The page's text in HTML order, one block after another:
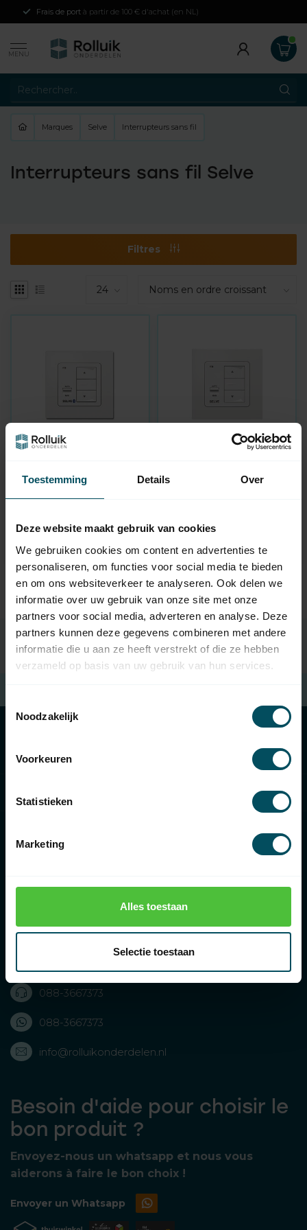
Toestemming Details Over
Deze website maakt gebruik van cookies
We gebruiken cookies om content en advertenties te
personaliseren, om functies voor social media te bieden
en om ons websiteverkeer te analyseren. Ook delen we
informatie over uw gebruik van onze site met onze
partners voor social media, adverteren en analyse. Deze
partners kunnen deze gegevens combineren met andere
informatie die u aan ze heeft verstrekt of die ze hebben
verzameld op basis van uw gebruik van hun services.
Noodzakelijk
Voorkeuren
Statistieken
Marketing
Alles toestaan
Selectie toestaan
Frais de port à partir de 100 € d'achat (en NL)
MENU
Marques Selve Interrupteurs sans fil
Interrupteurs sans fil Selve
Filtres
Commeo Minuterie BT
124,95
Commeo Wall Send -
69,95
Catégories
Rolluikonderdelen.nl
088-3667373
088-3667373
info@rolluikonderdelen.nl
Besoin d'aide pour choisir le
bon produit ?
Envoyez-nous un whatsapp et nous vous
aiderons à faire le bon choix !
Envoyer un Whatsapp